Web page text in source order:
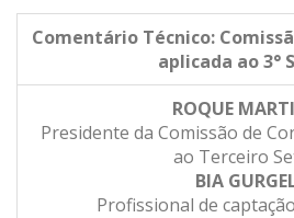
Comentário Técnico:
aplicada ao 3°
ROQUE
Presidente da Comissão de
ao Terceiro
BIA
Profissional de